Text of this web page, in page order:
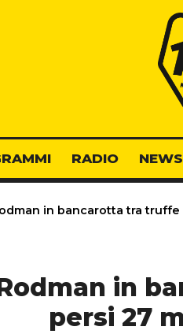
RADIO NEWS
in bancarotta tra
in
persi 27